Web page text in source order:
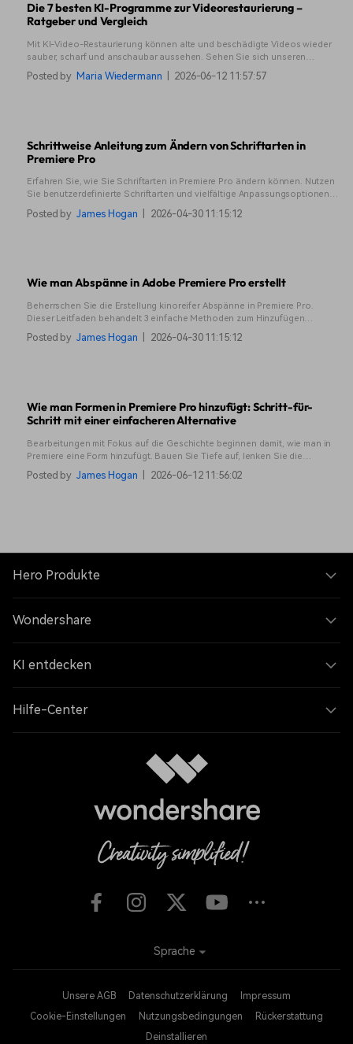
Die 7 besten KI-Programme zur Videorestaurierung –
Ratgeber und Vergleich
Mit KI-Video-Restaurierung können alte und beschädigte Videos wieder
sauber, scharf und anschaubar aussehen. Sehen Sie sich unseren
Leitfaden für bewährte Tools und eine verständliche Schritt-für-Schritt-
Anleitung an.
Posted by Maria Wiedermann 2026-06-12 11:57:57
Schrittweise Anleitung zum Ändern von Schriftarten in
Premiere Pro
Erfahren Sie, wie Sie Schriftarten in Premiere Pro ändern können. Nutzen
Sie benutzerdefinierte Schriftarten und vielfältige Anpassungsoptionen
für hochwertige Textbearbeitung. Dies ist ideal für professionelle Videos
und mehr!
Posted by James Hogan 2026-04-30 11:15:12
Wie man Abspänne in Adobe Premiere Pro erstellt
Beherrschen Sie die Erstellung kinoreifer Abspänne in Premiere Pro.
Dieser Leitfaden behandelt 3 einfache Methoden zum Hinzufügen
beeindruckender Abspänne, einschließlich Essential Graphics,
Textwerkzeuge und wo Sie kostenlose Premiere Pro-Vorlagen finden
Posted by James Hogan 2026-04-30 11:15:12
Wie man Formen in Premiere Pro hinzufügt: Schritt-für-
Schritt mit einer einfacheren Alternative
Bearbeitungen mit Fokus auf die Geschichte beginnen damit, wie man in
Premiere eine Form hinzufügt. Bauen Sie Tiefe auf, lenken Sie die
Aufmerksamkeit und gestalten Sie jedes Bild bewusst.
Posted by James Hogan 2026-06-12 11:56:02
Hero Produkte
Wondershare
KI entdecken
Hilfe-Center
Unsere AGB Datenschutzerklärung
Impressum
Cookie-Einstellungen
Nutzungsbedingungen
Rückerstattung
Deinstallieren
Sprache